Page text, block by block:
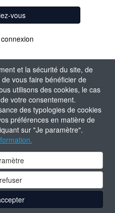
et la sécurité du site, de
vous faire bénéficier de
utilisons des cookies, le cas
votre consentement.
des typologies de cookies
préférences en matière de
sur "Je paramètre".
vous